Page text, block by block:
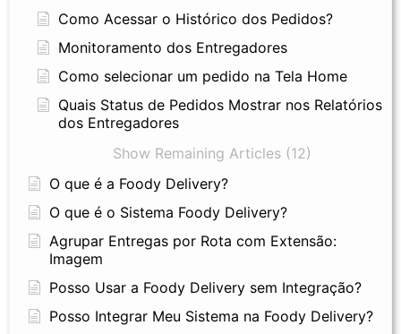
Como Acessar o Histórico dos Pedidos?
Monitoramento dos Entregadores
Como selecionar um pedido na Tela Home
Quais Status de Pedidos Mostrar nos Relatórios
dos Entregadores
Show Remaining Articles (12)
O que é a Foody Delivery?
O que é o Sistema Foody Delivery?
Agrupar Entregas por Rota com Extensão:
Imagem
Posso Usar a Foody Delivery sem Integração?
Posso Integrar Meu Sistema na Foody Delivery?